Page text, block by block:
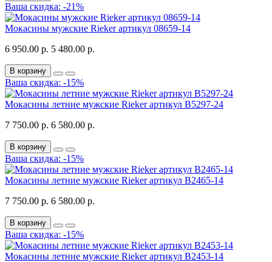
Ваша скидка: -21%
Мокасины мужские Rieker артикул 08659-14
6 950.00 р. 5 480.00 р.
В корзину
Ваша скидка: -15%
Мокасины летние мужские Rieker артикул B5297-24
7 750.00 р. 6 580.00 р.
В корзину
Ваша скидка: -15%
Мокасины летние мужские Rieker артикул B2465-14
7 750.00 р. 6 580.00 р.
В корзину
Ваша скидка: -15%
Мокасины летние мужские Rieker артикул B2453-14